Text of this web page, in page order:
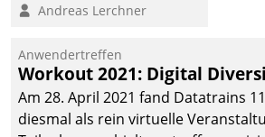
Teilnehmer kurzweilige
Cloud-Strategien und -
Lösungen mit hohem
Zukunftspotenzial.
Andreas Lerchner
Anwendertreffen
Workout 2021: Digital
Am 28. April 2021 fand Datatrains
diesmal als rein virtuelle